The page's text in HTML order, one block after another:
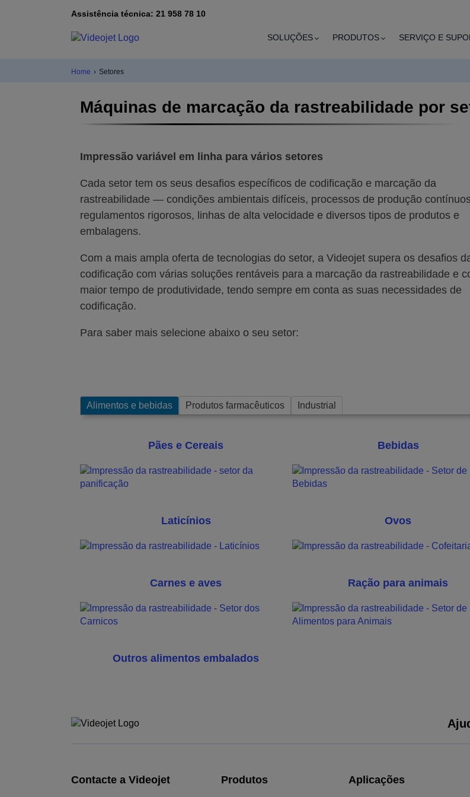
Assistência técnica: 21 958 78 10
SOLUÇÕES PRODUTOS SERVIÇO E
Home › Setores
Máquinas de marcação da rastreabilidade por
Impressão variável em linha para vários setores
Cada setor tem os seus desafios específicos de codificação e marcação da
rastreabilidade — condições ambientais difíceis, processos de produção
regulamentos rigorosos, linhas de alta velocidade e diversos tipos de produtos e
embalagens.
Com a mais ampla oferta de tecnologias do setor, a Videojet supera os desafios
codificação com várias soluções rentáveis para a marcação da rastreabilidade e
maior tempo de produtividade, tendo sempre em conta as suas necessidades de
codificação.
Para saber mais selecione abaixo o seu setor:
Alimentos e bebidas Produtos farmacêuticos Industrial
Pães e Cereais
Laticínios
Carnes e aves
Outros alimentos embalados
Bebidas
Ovos
Ração para animais
Contacte a Videojet Produtos Aplicações